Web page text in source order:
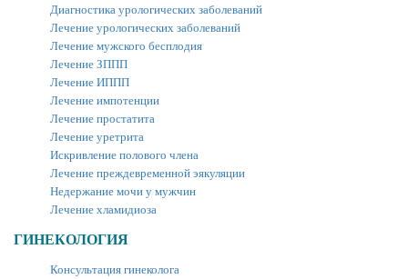
Диагностика урологических заболеваний
Лечение урологических заболеваний
Лечение мужского бесплодия
Лечение ЗППП
Лечение ИППП
Лечение импотенции
Лечение простатита
Лечение уретрита
Искривление полового члена
Лечение преждевременной эякуляции
Недержание мочи у мужчин
Лечение хламидиоза
ГИНЕКОЛОГИЯ
Консультация гинеколога